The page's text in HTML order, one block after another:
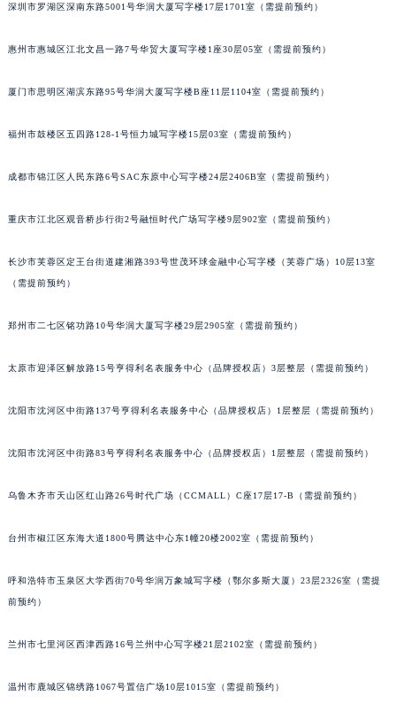
深圳市罗湖区深南东路5001号华润大厦写字楼17层1701室（需提前预约）
惠州市惠城区江北文昌一路7号华贸大厦写字楼1座30层05室（需提前预约）
厦门市思明区湖滨东路95号华润大厦写字楼B座11层1104室（需提前预约）
福州市鼓楼区五四路128-1号恒力城写字楼15层03室（需提前预约）
成都市锦江区人民东路6号SAC东原中心写字楼24层2406B室（需提前预约）
重庆市江北区观音桥步行街2号融恒时代广场写字楼9层902室（需提前预约）
长沙市芙蓉区定王台街道建湘路393号世茂环球金融中心写字楼（芙蓉广场）10层13室
（需提前预约）
郑州市二七区铭功路10号华润大厦写字楼29层2905室（需提前预约）
太原市迎泽区解放路15号亨得利名表服务中心（品牌授权店）3层整层（需提前预约）
沈阳市沈河区中街路137号亨得利名表服务中心（品牌授权店）1层整层（需提前预约）
沈阳市沈河区中街路83号亨得利名表服务中心（品牌授权店）1层整层（需提前预约）
乌鲁木齐市天山区红山路26号时代广场（CCMALL）C座17层17-B（需提前预约）
台州市椒江区东海大道1800号腾达中心东1幢20楼2002室（需提前预约）
呼和浩特市玉泉区大学西街70号华润万象城写字楼（鄂尔多斯大厦）23层2326室（需提
前预约）
兰州市七里河区西津西路16号兰州中心写字楼21层2102室（需提前预约）
温州市鹿城区锦绣路1067号置信广场10层1015室（需提前预约）